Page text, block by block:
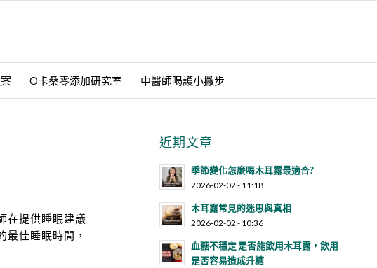
O卡桑零添加研究室 中醫師喝護小撇步
在提供睡眠建議
佳睡眠時間，
近期文章
季節變化怎麼喝木耳露最適合?
2026-02-02 - 11:18
木耳露常見的迷思與真相
2026-02-02 - 10:36
血糖不穩定 是否能飲用木耳露，飲用
是否容易造成升糖